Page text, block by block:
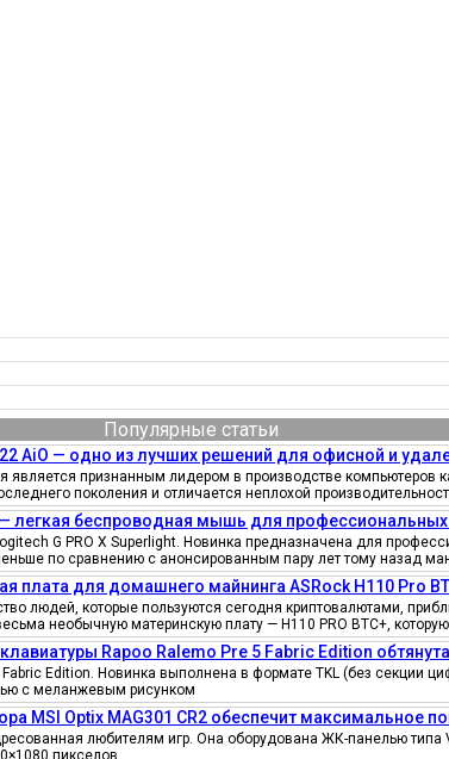
Популярные статьи
AiO — одно из лучших решений для офисной и
признанным лидером в производстве компьютеров
поколения и отличается неплохой
— легкая беспроводная мышь для
G PRO X Superlight. Новинка предназначена для
по сравнению с анонсированным пару лет тому назад
плата для домашнего майнинга ASRock H110 Pro
людей, которые пользуются сегодня криптовалютами,
необычную материнскую плату — H110 PRO BTC+,
Rapoo Ralemo Pre 5 Fabric Edition
Edition. Новинка выполнена в формате TKL (без секции
с меланжевым рисунком
MSI Optix MAG301 CR2 обеспечит максимальное
любителям игр. Она оборудована ЖК-панелью
пикселов